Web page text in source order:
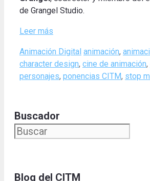
de Grangel Studio.
Leer más
Categories
Animación Digital Tags
animación,
character design, cine de animación,
personajes, ponencias CITM, stop
Buscador
Blog del CITM